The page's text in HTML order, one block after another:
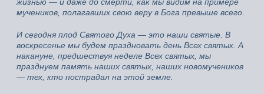
жизнью — и даже до смерти, как мы видим на примере
мучеников, полагавших свою веру в Бога превыше всего.
И сегодня плод Святого Духа — это наши святые. В
воскресенье мы будем праздновать день Всех святых. А
накануне, предшествуя неделе Всех святых, мы
празднуем память наших святых, наших новомучеников
— тех, кто пострадал на этой земле.